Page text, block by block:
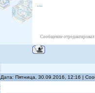
....
Сообщение отредактировал
Дата: Пятница, 30.09.2016, 12:16 |